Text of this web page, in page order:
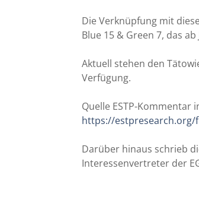
Die Verknüpfung mit
Blue 15 & Green 7, das
Aktuell stehen den
Verfügung.
Quelle ESTP-Kommentar
https://estpresearch.org/
Darüber hinaus schrieb
Interessenvertreter der